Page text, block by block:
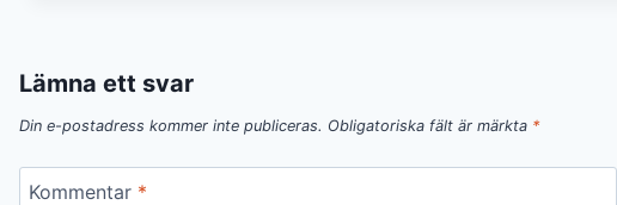
Lämna ett svar
Din e-postadress kommer inte publiceras. Obligatoriska fält är märkta *
Kommentar *